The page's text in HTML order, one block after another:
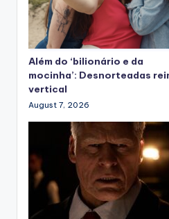
Além do ‘bilionário e da
mocinha’: Desnorteadas
vertical
August 7, 2026